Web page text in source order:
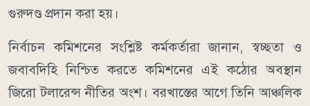
গুরুদণ্ড প্রদান করা হয়।
নির্বাচন কমিশনের সংশ্লিষ্ট কর্মকর্তারা জানান, স্বচ্ছতা ও
জবাবদিহি নিশ্চিত করতে কমিশনের এই কঠোর অবস্থান
জিরো টলারেন্স নীতির অংশ। বরখাস্তের আগে তিনি আঞ্চলিক